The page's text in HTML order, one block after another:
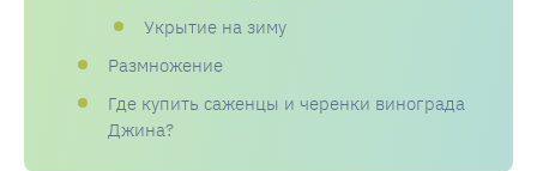
Укрытие на зиму
Размножение
Где купить саженцы и черенки винограда
Джина?